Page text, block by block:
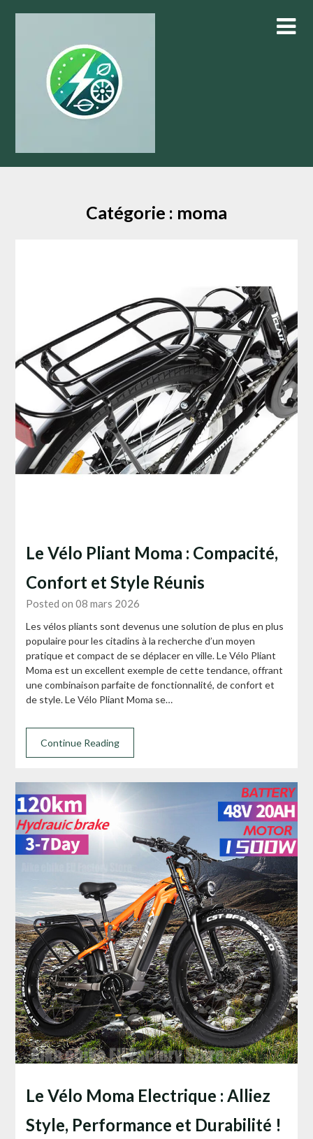
Catégorie : moma
Le Vélo Pliant Moma : Compacité,
Confort et Style Réunis
Posted on 08 mars 2026
Les vélos pliants sont devenus une solution de plus en plus
populaire pour les citadins à la recherche d’un moyen
pratique et compact de se déplacer en ville. Le Vélo Pliant
Moma est un excellent exemple de cette tendance, offrant
une combinaison parfaite de fonctionnalité, de confort et
de style. Le Vélo Pliant Moma se…
Continue Reading
Le Vélo Moma Electrique : Alliez
Style, Performance et Durabilité !